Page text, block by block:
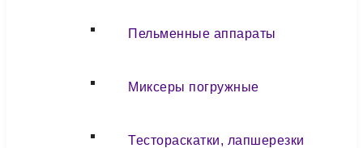
Пельменные аппараты
Миксеры погружные
Тестораскатки, лапшерезки